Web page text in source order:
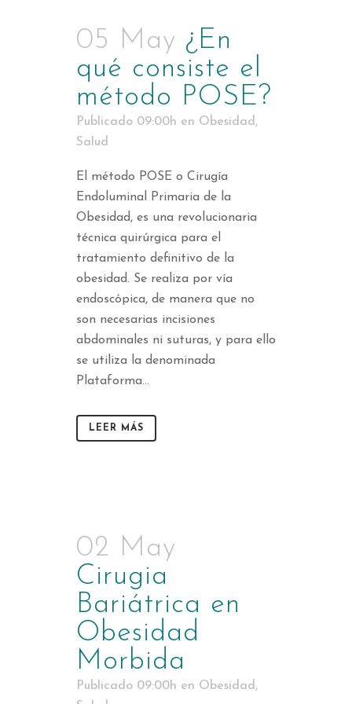
05 May ¿En
qué consiste el
método POSE?
Publicado 09:00h en Obesidad ,
Salud
El método POSE o Cirugía
Endoluminal Primaria de la
Obesidad, es una revolucionaria
técnica quirúrgica para el
tratamiento definitivo de la
obesidad. Se realiza por vía
endoscópica, de manera que no
son necesarias incisiones
abdominales ni suturas, y para ello
se utiliza la denominada
Plataforma...
LEER MÁS
02 May
Cirugia
Bariátrica en
Obesidad
Morbida
Publicado 09:00h en Obesidad ,